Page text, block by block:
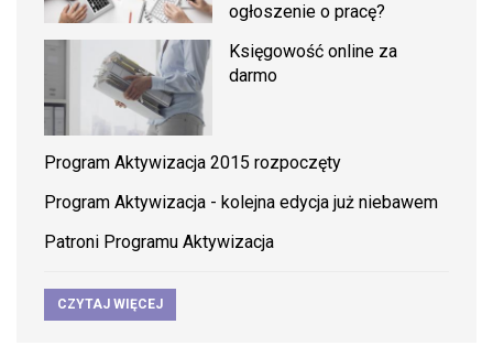
ogłoszenie o pracę?
Księgowość online za
darmo
Program Aktywizacja 2015 rozpoczęty
Program Aktywizacja - kolejna edycja już niebawem
Patroni Programu Aktywizacja
CZYTAJ WIĘCEJ